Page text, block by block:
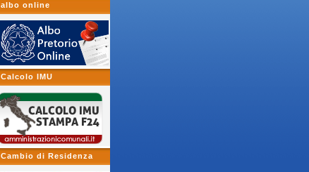
albo online
Calcolo IMU
Cambio di Residenza